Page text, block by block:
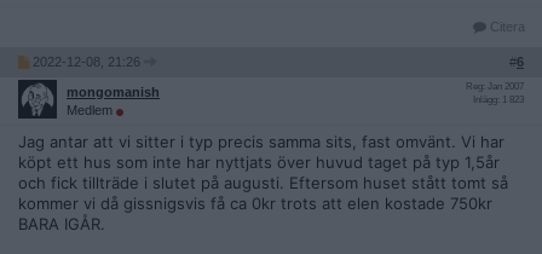
Citera
2022-12-08, 21:26 #6
mongomanish
Medlem
Reg: Jan 2007
Inlägg: 1 823
Jag antar att vi sitter i typ precis samma sits, fast omvänt. Vi har
köpt ett hus som inte har nyttjats över huvud taget på typ 1,5år
och fick tillträde i slutet på augusti. Eftersom huset stått tomt så
kommer vi då gissnigsvis få ca 0kr trots att elen kostade 750kr
BARA IGÅR.